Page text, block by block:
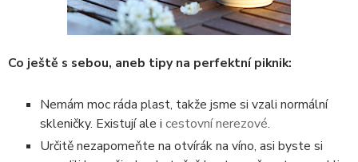
Co ještě s sebou, aneb tipy na perfektní piknik:
Nemám moc ráda plast, takže jsme si vzali normální
skleničky. Existují ale i cestovní nerezové.
Určitě nezapomeňte na otvírák na víno, asi byste si